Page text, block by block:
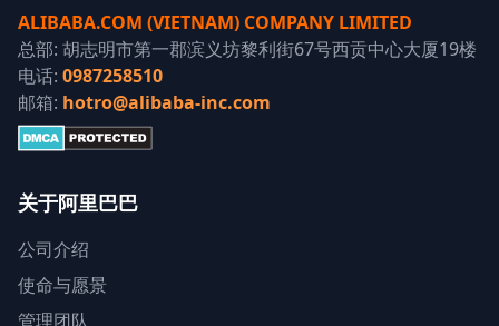
ALIBABA.COM (VIETNAM) COMPANY LIMITED
总部: 胡志明市第一郡滨义坊黎利街67号西贡中心大厦19楼
电话: 0987258510
邮箱: hotro@alibaba-inc.com
关于阿里巴巴
公司介绍
使命与愿景
管理团队